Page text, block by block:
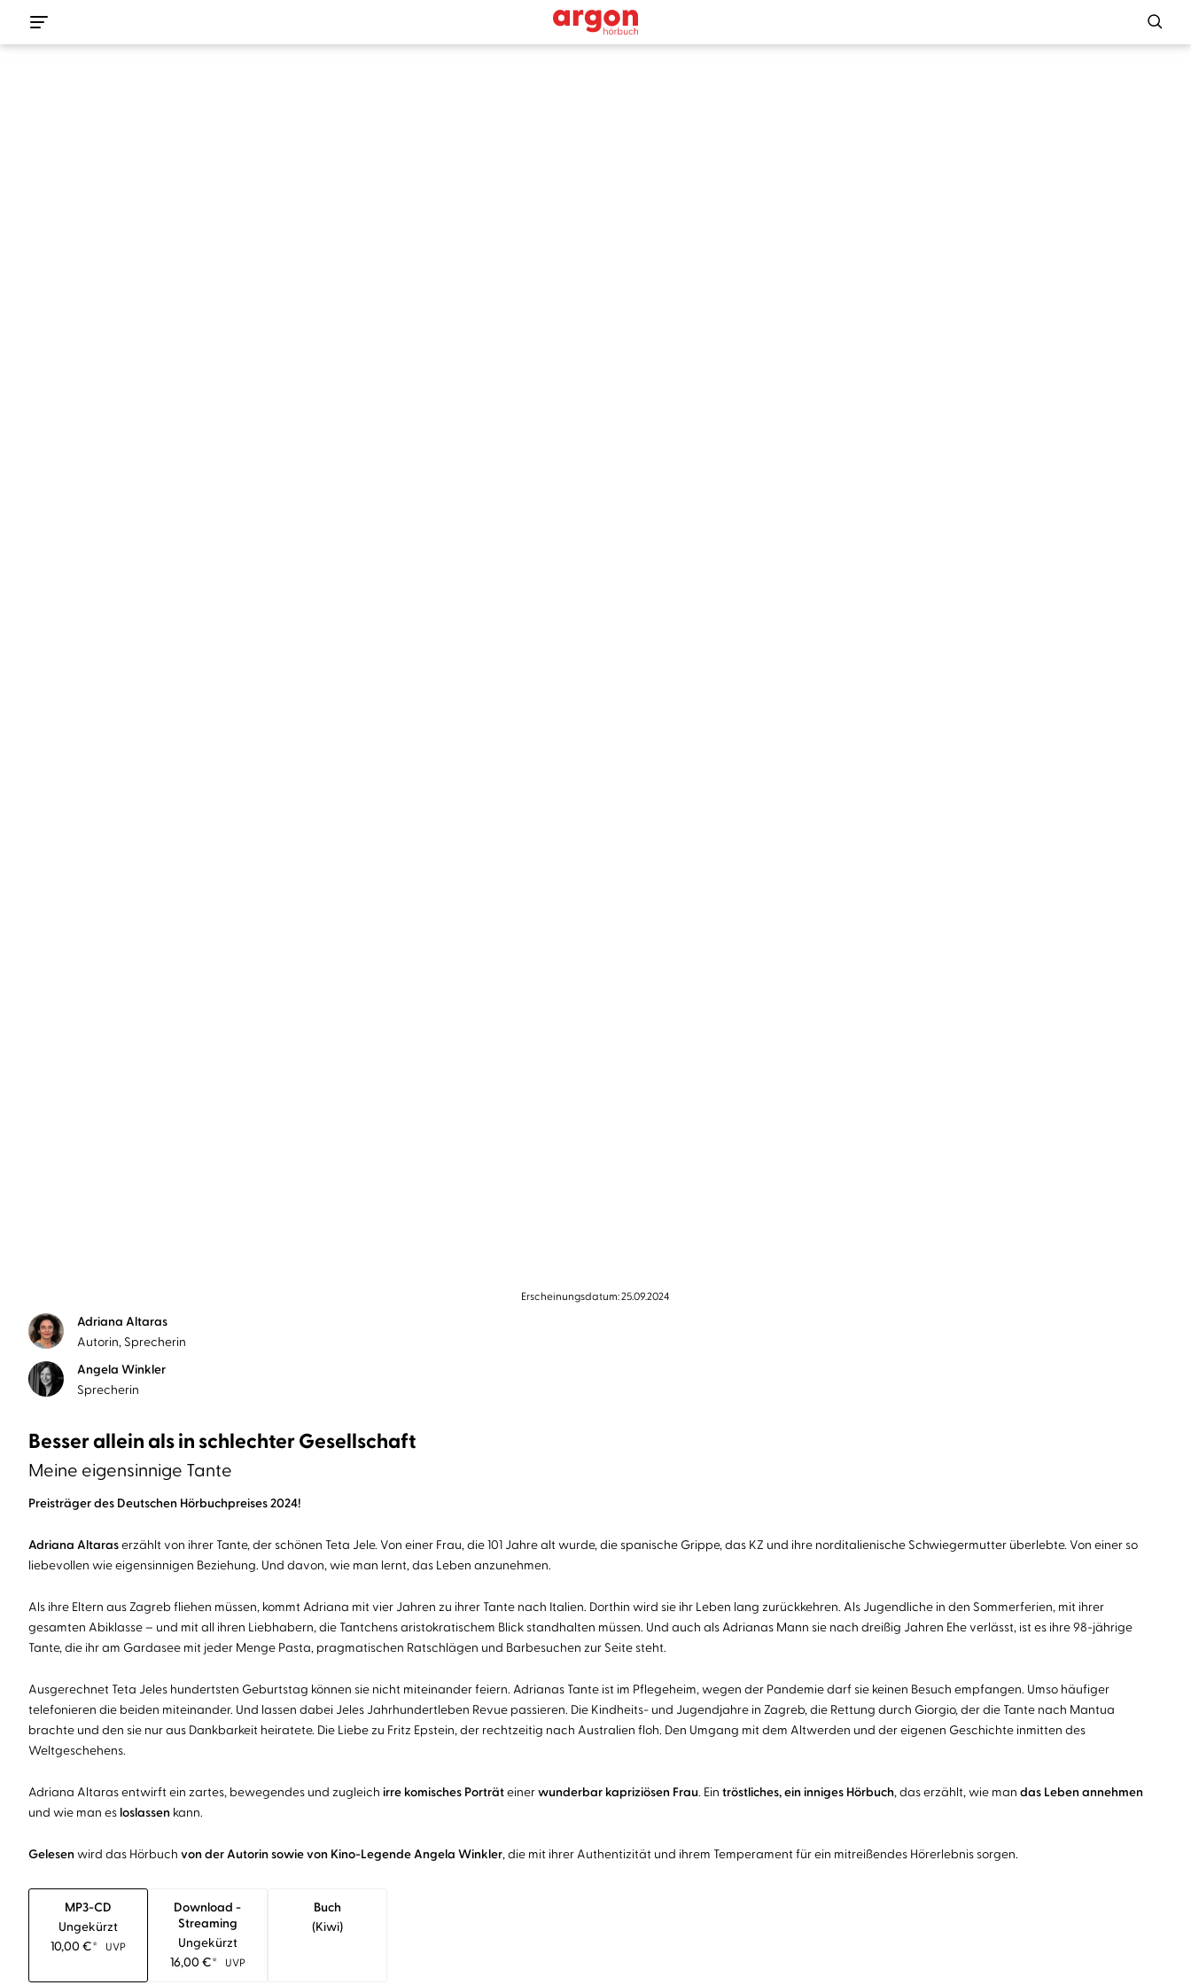
Erscheinungsdatum: 25.09.2024
Adriana Altaras
Autorin, Sprecherin
Angela Winkler
Sprecherin
Besser allein als in schlechter Gesellschaft
Meine eigensinnige Tante
Preisträger des Deutschen Hörbuchpreises 2024!
Adriana Altaraserzählt von ihrer Tante, der schönen Teta Jele. Von einer Frau, die 101 Jahre alt wurde, die spanische Grippe, das KZ und ihre norditalienische Schwiegermutter überlebte. Von einer so
liebevollen wie eigensinnigen Beziehung. Und davon, wie man lernt, das Leben anzunehmen.
Als ihre Eltern aus Zagreb fliehen müssen, kommt Adriana mit vier Jahren zu ihrer Tante nach Italien. Dorthin wird sie ihr Leben lang zurückkehren. Als Jugendliche in den Sommerferien, mit ihrer
gesamten Abiklasse – und mit all ihren Liebhabern, die Tantchens aristokratischem Blick standhalten müssen. Und auch als Adrianas Mann sie nach dreißig Jahren Ehe verlässt, ist es ihre 98-jährige
Tante, die ihr am Gardasee mit jeder Menge Pasta, pragmatischen Ratschlägen und Barbesuchen zur Seite steht.
Ausgerechnet Teta Jeles hundertsten Geburtstag können sie nicht miteinander feiern. Adrianas Tante ist im Pflegeheim, wegen der Pandemie darf sie keinen Besuch empfangen. Umso häufiger
telefonieren die beiden miteinander. Und lassen dabei Jeles Jahrhundertleben Revue passieren. Die Kindheits- und Jugendjahre in Zagreb, die Rettung durch Giorgio, der die Tante nach Mantua
brachte und den sie nur aus Dankbarkeit heiratete. Die Liebe zu Fritz Epstein, der rechtzeitig nach Australien floh. Den Umgang mit dem Altwerden und der eigenen Geschichte inmitten des
Weltgeschehens.
Adriana Altaras entwirft ein zartes, bewegendes und zugleich irre komisches Porträteinerwunderbar kapriziösen Frau. Ein tröstliches, ein inniges Hörbuch, das erzählt, wie man das Leben annehmen
und wie man es loslassen kann.
Gelesen wird das Hörbuch von der Autorin sowie von Kino-Legende Angela Winkler, die mit ihrer Authentizität und ihrem Temperament für ein mitreißendes Hörerlebnis sorgen.
MP3-CD
Ungekürzt
10,00 €* UVP
Download -
Streaming
Ungekürzt
16,00 €* UVP
Buch
(kiwi)